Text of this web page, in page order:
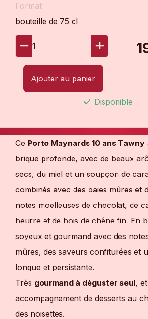
Format
bouteille de 75 cl
1
Ajouter au panier
Disponible
Ce Porto Maynards 10 ans Tawny
brique profonde, avec de beaux
secs, du miel et un soupçon de
combinés avec des baies mûres et
notes moelleuses de chocolat, de
beurre et de bois de chêne fin. En
soyeux et gourmand avec des
mûres, des saveurs confiturées et
longue et persistante.
Très gourmand à déguster seul,
accompagnement de desserts au
des noisettes.